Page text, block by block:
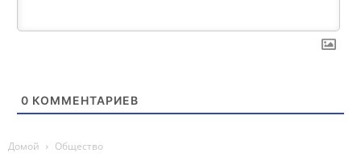
0 КОММЕНТАРИЕВ